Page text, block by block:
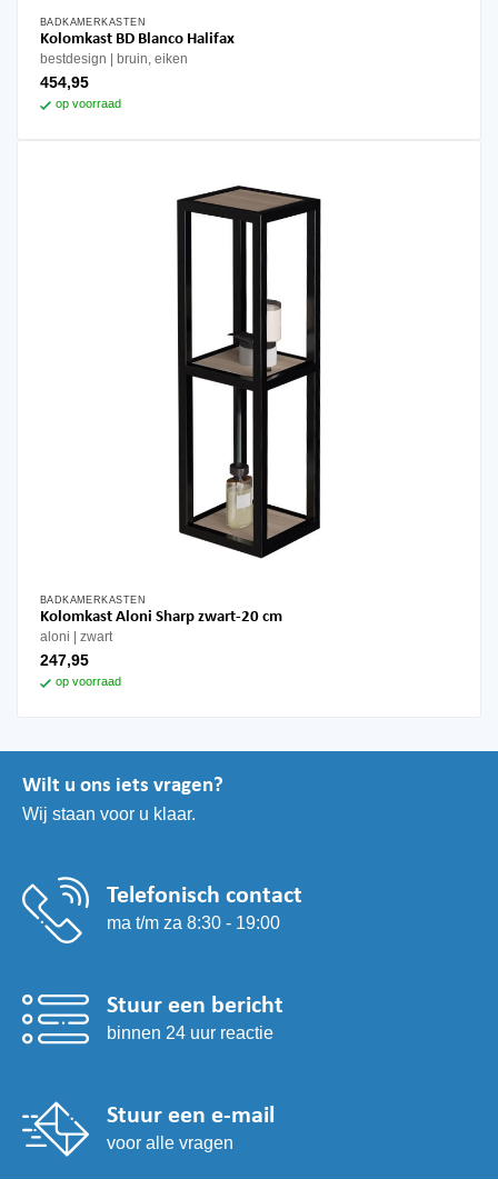
BADKAMERKASTEN
Kolomkast BD Blanco Halifax
bestdesign bruin, eiken
454,95
op voorraad
BADKAMERKASTEN
Kolomkast Aloni Sharp zwart-20 cm
aloni zwart
247,95
op voorraad
Wilt u ons iets vragen?
Wij staan voor u klaar.
Telefonisch contact
ma t/m za 8:30 - 19:00
Stuur een bericht
binnen 24 uur reactie
Stuur een e-mail
voor alle vragen